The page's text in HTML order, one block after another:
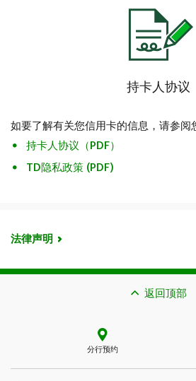
持卡人协议
如要了解有关您信用卡的信息，请参阅
持卡人协议（PDF）
TD隐私政策 (PDF)
法律声明
返回顶部
分行预约